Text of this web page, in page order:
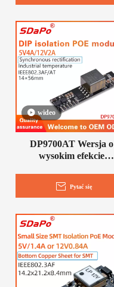
wideo
DP9700AT Wersja o
wysokim efekcie
PoE
Pytać się